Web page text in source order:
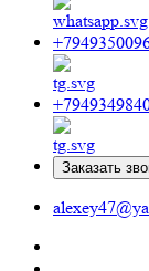
Заказать